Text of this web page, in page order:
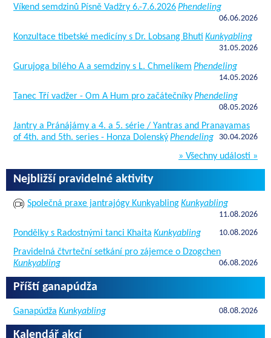
Víkend semdzinů Písně Vadžry 6.-7.6.2026Phendeling
06.06.2026
Konzultace tibetské medicíny s Dr. Lobsang Bhuti Kunkyabling
31.05.2026
Gurujoga bílého A a semdziny s L. Chmelíkem Phendeling
14.05.2026
Tanec Tří vadžer - Om A Hum pro začátečníkyPhendeling
08.05.2026
Jantry a Pránájámy a 4. a 5. série / Yantras and Pranayamas
of 4th. and 5th. series - Honza DolenskýPhendeling 30.04.2026
» Všechny události »
Nejbližší pravidelné aktivity
Společná praxe jantrajógy KunkyablingKunkyabling
11.08.2026
Pondělky s Radostnými tanci Khaita Kunkyabling 10.08.2026
Pravidelná čtvrteční setkání pro zájemce o Dzogchen
Kunkyabling
06.08.2026
Příští ganapúdža
Ganapúdža Kunkyabling 08.08.2026
Kalendář akcí